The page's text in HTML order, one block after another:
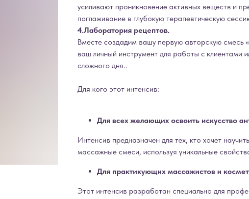
усиливают проникновение активных веществ и
поглаживание в глубокую терапевтическую
4.Лаборатория рецептов.
Вместе создадим вашу первую авторскую смесь
ваш личный инструмент для работы с клиентами
сложного дня..
Для кого этот интенсив:
Для всех желающих освоить искусство
Интенсив предназначен для тех, кто хочет
массажные смеси, используя уникальные
Для практикующих массажистов и
Этот интенсив разработан специально для